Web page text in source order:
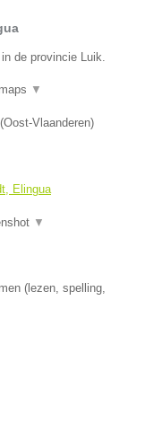
de provincie Luik.
▼
(Oost-Vlaanderen)
Elingua
▼
(lezen, spelling,